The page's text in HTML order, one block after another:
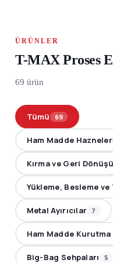
ÜRÜNLER
T-MAX Proses
69 ürün
Tümü 69
Ham Madde
Kırma ve Geri
Yükleme, Besleme ve
Metal Ayırıcılar 7
Ham Madde Kurutma
Big-Bag Sehpaları 5